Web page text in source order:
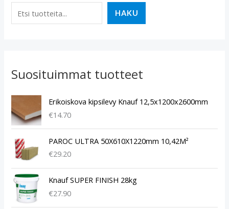
HAKU
Suosituimmat tuotteet
Erikoiskova kipsilevy Knauf 12,5x1200x2600mm
€14.70
PAROC ULTRA 50X610X1220mm 10,42M²
€29.20
Knauf SUPER FINISH 28kg
€27.90